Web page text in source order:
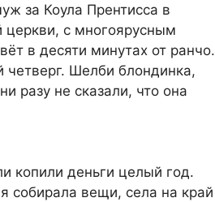
за Коула Прентисса в
церкви, с многоярусным
в десяти минутах от ранчо.
Шелби блондинка,
разу не сказали, что она
копили деньги целый год.
собирала вещи, села на край